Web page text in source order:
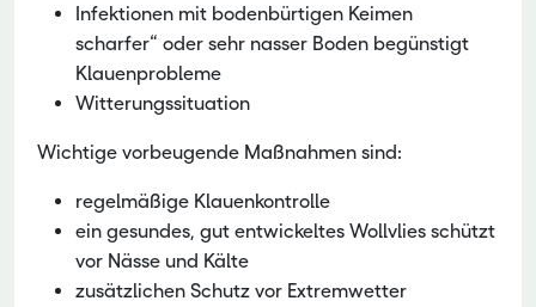
Infektionen mit bodenbürtigen Keimen
scharfer“ oder sehr nasser Boden begünstigt
Klauenprobleme
Witterungssituation
Wichtige vorbeugende Maßnahmen sind:
regelmäßige Klauenkontrolle
ein gesundes, gut entwickeltes Wollvlies schützt
vor Nässe und Kälte
zusätzlichen Schutz vor Extremwetter